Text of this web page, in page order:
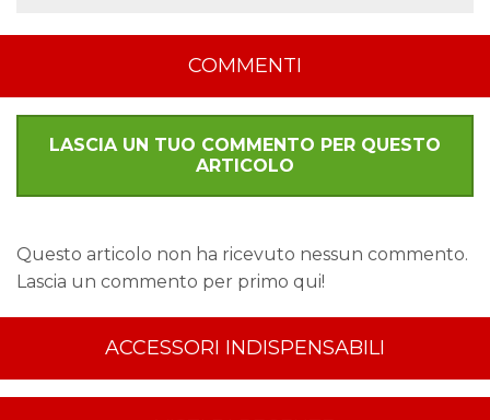
COMMENTI
LASCIA UN TUO COMMENTO PER QUESTO
ARTICOLO
Questo articolo non ha ricevuto nessun commento.
Lascia un commento per primo qui!
ACCESSORI INDISPENSABILI